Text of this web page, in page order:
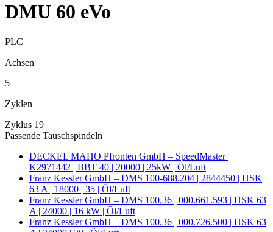
DMU 60 eVo
PLC
Achsen
5
Zyklen
Zyklus 19
Passende Tauschspindeln
DECKEL MAHO Pfronten GmbH – SpeedMaster |
K2971442 | BBT 40 | 20000 | 25kW | Öl/Luft
Franz Kessler GmbH – DMS 100-688.204 | 2844450 | HSK
63 A | 18000 | 35 | Öl/Luft
Franz Kessler GmbH – DMS 100.36 | 000.661.593 | HSK 63
A | 24000 | 16 kW | Öl/Luft
Franz Kessler GmbH – DMS 100.36 | 000.726.500 | HSK 63